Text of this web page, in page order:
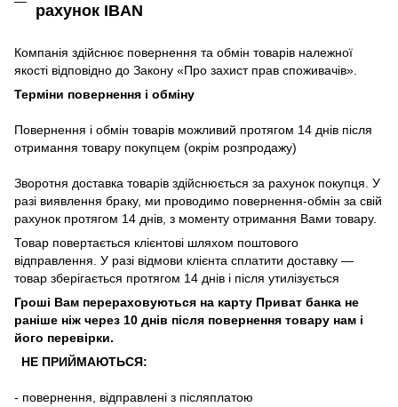
рахунок IBAN
Компанія здійснює повернення та обмін товарів належної
якості відповідно до Закону «Про захист прав споживачів»
Терміни повернення і обміну
Повернення і обмін товарів можливий протягом 14 днів після
отримання товару покупцем (окрім розпродажу)
Зворотня доставка товарів здійснюється за рахунок покупця У
разі виявлення браку, ми проводимо повернення-обмін за свій
рахунок протягом 14 днів з моменту отримання Вами товару.
Товар повертається клієнтові шляхом поштового
відправлення. У разі відмови клієнта сплатити доставку ―
товар зберігається протягом 14 днів і після утилізується
Гроші Вам перераховуються на карту Приват банка не
раніше ніж через 10 днів після повернення товару нам і
його перевірки.
НЕ ПРИЙМАЮТЬСЯ:
- повернення відправлені з післяплатою